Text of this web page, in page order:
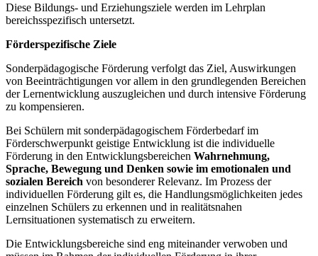
Diese Bildungs- und Erziehungsziele werden im Lehrplan
bereichsspezifisch untersetzt.
Förderspezifische Ziele
Sonderpädagogische Förderung verfolgt das Ziel, Auswirkungen
von Beeinträchtigungen vor allem in den grundlegenden Bereichen
der Lernentwicklung auszugleichen und durch intensive Förderung
zu kompensieren.
Bei Schülern mit sonderpädagogischem Förderbedarf im
Förderschwerpunkt geistige Entwicklung ist die individuelle
Förderung in den Entwicklungsbereichen Wahrnehmung,
Sprache, Bewegung und Denken sowie im emotionalen und
sozialen Bereich von besonderer Relevanz. Im Prozess der
individuellen Förderung gilt es, die Handlungsmöglichkeiten jedes
einzelnen Schülers zu erkennen und in realitätsnahen
Lernsituationen systematisch zu erweitern.
Die Entwicklungsbereiche sind eng miteinander verwoben und